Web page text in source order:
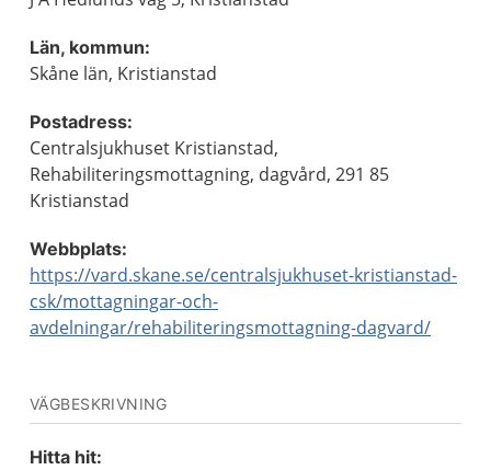
Län, kommun:
Skåne län, Kristianstad
Postadress:
Centralsjukhuset Kristianstad,
Rehabiliteringsmottagning, dagvård, 291 85
Kristianstad
Webbplats:
https://vard.skane.se/centralsjukhuset-kristianstad-
csk/mottagningar-och-
avdelningar/rehabiliteringsmottagning-dagvard/
VÄGBESKRIVNING
Hitta hit: